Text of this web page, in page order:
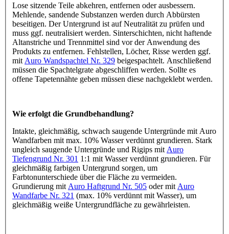
Lose sitzende Teile abkehren, entfernen oder ausbessern.
Mehlende, sandende Substanzen werden durch Abbürsten
beseitigen. Der Untergrund ist auf Neutralität zu prüfen und
muss ggf. neutralisiert werden. Sinterschichten, nicht haftende
Altanstriche und Trennmittel sind vor der Anwendung des
Produkts zu entfernen. Fehlstellen, Löcher, Risse werden ggf.
mit Auro Wandspachtel Nr. 329 beigespachtelt. Anschließend
müssen die Spachtelgrate abgeschliffen werden. Sollte es
offene Tapetennähte geben müssen diese nachgeklebt werden.
Wie erfolgt die Grundbehandlung?
Intakte, gleichmäßig, schwach saugende Untergründe mit Auro
Wandfarben mit max. 10% Wasser verdünnt grundieren. Stark
ungleich saugende Untergründe und Rigips mit Auro
Tiefengrund Nr. 301 1:1 mit Wasser verdünnt grundieren. Für
gleichmäßig farbigen Untergrund sorgen, um
Farbtonunterschiede über die Fläche zu vermeiden.
Grundierung mit Auro Haftgrund Nr. 505 oder mit Auro
Wandfarbe Nr. 321 (max. 10% verdünnt mit Wasser), um
gleichmäßig weiße Untergrundfläche zu gewährleisten.